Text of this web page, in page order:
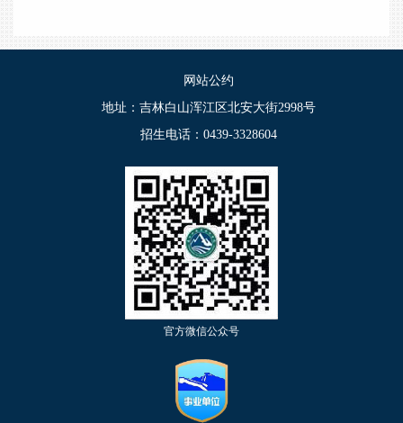
网站公约
地址：吉林白山浑江区北安大街2998号
招生电话：0439-3328604
官方微信公众号